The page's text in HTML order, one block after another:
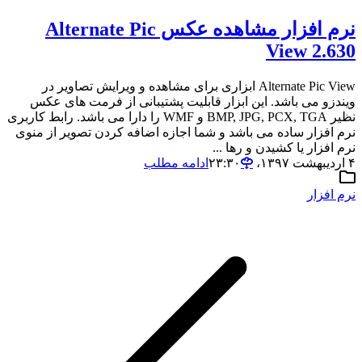
نرم افزار مشاهده عکس Alternate Pic
View 2.630
Alternate Pic View ابزاری برای مشاهده و ویرایش تصاویر در
ویندزو می باشد. این ابزار قابلیت پشتیبانی از فرمت های عکس
نظیر BMP, JPG, PCX, TGA و WMF را دارا می باشد. رابط کاربری
نرم افزار ساده می باشد و شما اجازه اضافه کردن تصویر از منوی
نرم افزار یا کشیدن و رها ...
۴ اردیبهشت ۱۳۹۷،‏ ۲۳:۳۰
ادامه مطلب
نرم افزار